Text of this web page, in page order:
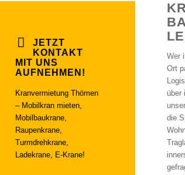
JETZT
KONTAKT
MIT UNS
AUFNEHMEN!
Kranvermietung Thömen
– Mobilkran mieten,
Mobilbaukrane,
Raupenkrane,
Turmdrehkrane,
Ladekrane, E-Krane!
Wer
Ort
über
die